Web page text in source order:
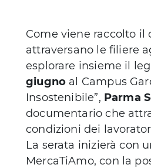
Come viene raccolto il
attraversano le filiere
esplorare insieme il
giugno al Campus
Insostenibile”, Parma
documentario che
condizioni dei
La serata inizierà con
MercaTiAmo, con la